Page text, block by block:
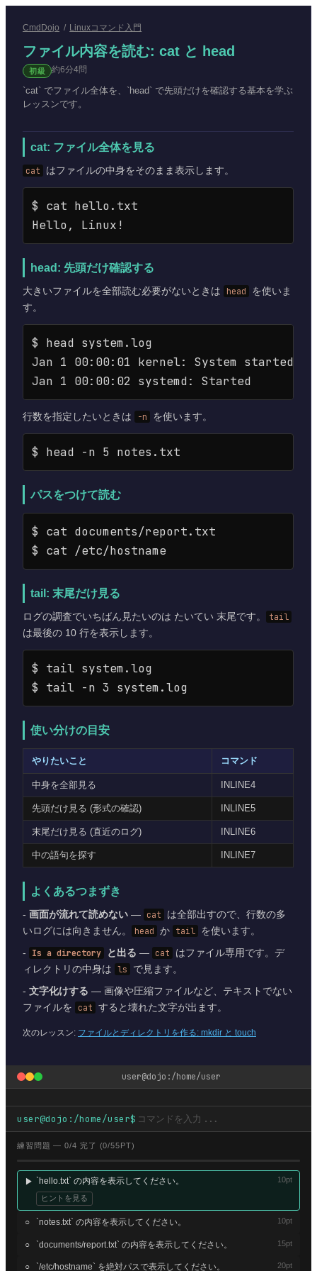
CmdDojo / Linuxコマンド入門
ファイル内容を読む: cat と head
初級 約6分4問
`cat` でファイル全体を、`head` で先頭だけを確認する基本を学ぶ
レッスンです。
cat: ファイル全体を見る
cat はファイルの中身をそのまま表示します。
$ cat hello.txt
head: 先頭だけ確認する
大きいファイルを全部読む必要がないときは head
を使いま
す。
$ head system.log
Jan 1 00:00:01 kernel: System started
行数を指定したいときは -n を使います。
パスをつけて読む
$ cat documents/report.txt
tail: 末尾だけ見る
ログの調査でいちばん見たいのは たいてい 末尾です。
tail
は最後の 10 行を表示します。
$ tail system.log
使い分けの目安
やりたいこと コマンド
中身を全部見る INLINE4
先頭だけ見る (形式の確認) INLINE5
末尾だけ見る (直近のログ) INLINE6
中の語句を探す INLINE7
よくあるつまずき
- 画面が流れて読めない — cat
は全部出すので、行数の多
いログには向きません。
head か tail を使います。
- Is a directory と出る — cat
はファイル専用です。デ
ィレクトリの中身は
ls で見ます。
- 文字化けする — 画像や圧縮ファイルなど、テキストでない
ファイルを
cat すると壊れた文字が出ます。
次のレッスン: ファイルとディレクトリを作る: mkdir と touch
user@dojo:/home/user
user@dojo: /home/user$
練習問題 —0/4 完了 (0/55PT)
▶ `hello.txt` の内容を表示してください。
ヒントを見る
10pt
○ `notes.txt` の内容を表示してください。 10pt
○ `documents/report.txt` の内容を表示してください。 15pt
○ `/etc/hostname` を絶対パスで表示してください。 20pt